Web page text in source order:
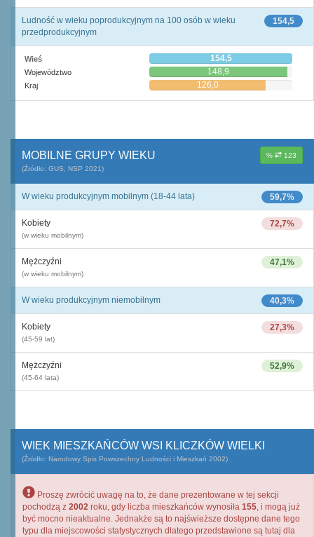
154,5
Ludność w wieku poprodukcyjnym na 100 osób w wieku
przedprodukcyjnym
Wieś 154,5
Województwo 148,9
Kraj 126,0
% 123
MOBILNE GRUPY WIEKU
(Źródło: GUS, NSP 2021)
59,7%
W wieku produkcyjnym mobilnym (18-44 lata)
72,7%
Kobiety
(w wieku mobilnym)
47,1%
Mężczyźni
(w wieku mobilnym)
40,3%
W wieku produkcyjnym niemobilnym
27,3%
Kobiety
(45-59 lat)
52,9%
Mężczyźni
(45-64 lata)
WIEK MIESZKAŃCÓW WSI KLICZKÓW WIELKI
(Źródło: Narodowy Spis Powszechny Ludności i Mieszkań 2002)
Proszę zwrócić uwagę na to, że dane prezentowane w tej sekcji
pochodzą z 2002 roku, gdy liczba mieszkańców wynosiła 155, i mogą już
być mocno nieaktualne. Jednakże są to najświeższe dostępne dane tego
typu dla miejscowości statystycznych dlatego przedstawione są tutaj dla